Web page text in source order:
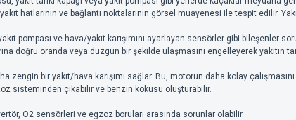
hatlarının ve bağlantı noktalarının görsel muayenesi ile tespit edilir.
pompası ve hava/yakıt karışımını ayarlayan sensörler gibi bileşenler
doğru oranda veya düzgün bir şekilde ulaşmasını engelleyerek yakıtın
zengin bir yakıt/hava karışımı sağlar. Bu, motorun daha kolay
sisteminden çıkabilir ve benzin kokusu oluşturabilir.
O2 sensörleri ve egzoz boruları arasında sorunlar olabilir.